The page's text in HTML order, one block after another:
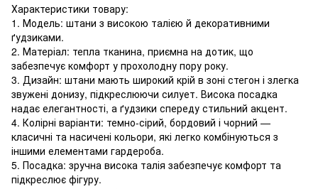
Характеристики товару:
1. Модель: штани з високою талією й декоративними
ґудзиками.
2. Матеріал: тепла тканина, приємна на дотик, що
забезпечує комфорт у прохолодну пору року.
3. Дизайн: штани мають широкий крій в зоні стегон і злегка
звужені донизу, підкреслюючи силует. Висока посадка
надає елегантності, а ґудзики спереду стильний акцент.
4. Колірні варіанти: темно-сірий, бордовий і чорний —
класичні та насичені кольори, які легко комбінуються з
іншими елементами гардероба.
5. Посадка: зручна висока талія забезпечує комфорт та
підкреслює фігуру.